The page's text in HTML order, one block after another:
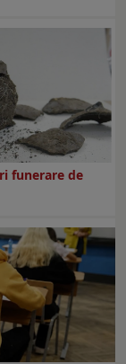
funerare de